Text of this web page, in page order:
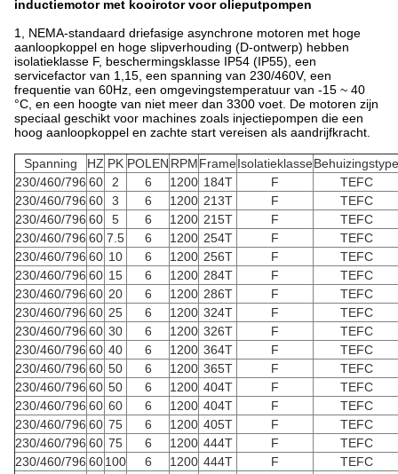
inductiemotor met kooirotor voor olieputpompen
1, NEMA-standaard driefasige asynchrone motoren met hoge
aanloopkoppel en hoge slipverhouding (D-ontwerp) hebben
isolatieklasse F, beschermingsklasse IP54 (IP55), een
servicefactor van 1,15, een spanning van 230/460V, een
frequentie van 60Hz, een omgevingstemperatuur van -15 ~ 40
°C, en een hoogte van niet meer dan 3300 voet. De motoren zijn
speciaal geschikt voor machines zoals injectiepompen die een
hoog aanloopkoppel en zachte start vereisen als aandrijfkracht.
Spanning HZ PK POLEN RPMFrameIsolatieklasseBehuizingstype
230/460/796 60 2 6 1200 184T F
TEFC
230/460/796 60 3 6 1200 213T F
TEFC
230/460/796 60 5 6 1200 215T F
TEFC
230/460/796 60 7.5 6 1200 254T F
TEFC
230/460/796 60 10 6 1200 256T F
TEFC
230/460/796 60 15 6 1200 284T F
TEFC
230/460/796 60 20 6 1200 286T F
TEFC
230/460/796 60 25 6 1200 324T F
TEFC
230/460/796 60 30 6 1200 326T F
TEFC
230/460/796 60 40 6 1200 364T F
TEFC
230/460/796 60 50 6 1200 365T F
TEFC
230/460/796 60 50 6 1200 404T F
TEFC
230/460/796 60 60 6 1200 404T F
TEFC
230/460/796 60 75 6 1200 405T F
TEFC
230/460/796 60 75 6 1200 444T F
TEFC
230/460/796 60 100 6 1200 444T F
TEFC